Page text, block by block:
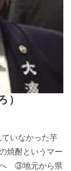
）
いなかった芋
酎というマー
へ ③地元から県